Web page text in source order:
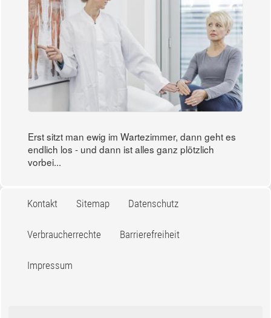
Erst sitzt man ewig im Wartezimmer, dann geht es
endlich los - und dann ist alles ganz plötzlich
vorbei...
Kontakt Sitemap Datenschutz
Verbraucherrechte Barrierefreiheit
Impressum